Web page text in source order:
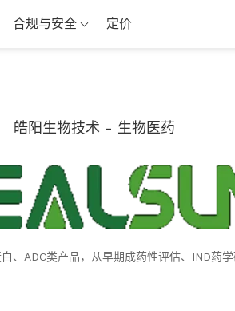
合规与安全 定价
皓阳生物技术 - 生物医药
、ADC类产品，从早期成药性评估、IND药